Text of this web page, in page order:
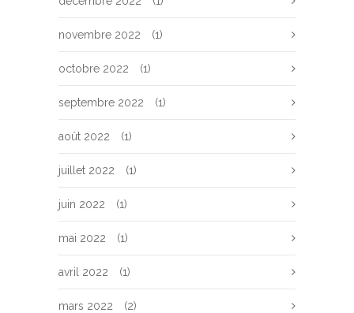
novembre 2022 (1)
octobre 2022 (1)
septembre 2022 (1)
août 2022 (1)
juillet 2022 (1)
juin 2022 (1)
mai 2022 (1)
avril 2022 (1)
mars 2022 (2)